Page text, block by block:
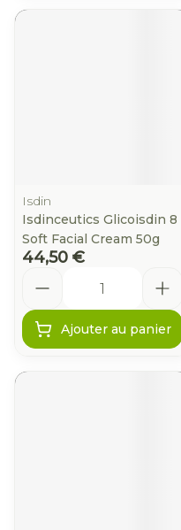
Isdin
Isdinceutics Glicoisdin 8
Soft Facial Cream 50g
44,50 €
Ajouter au panier